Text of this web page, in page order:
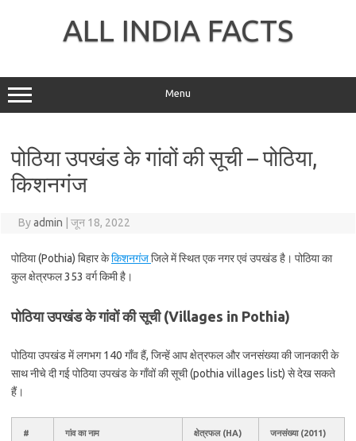
ALL INDIA FACTS
Menu
पोठिया उपखंड के गांवों की सूची – पोठिया,
किशनगंज
Byadmin जून 18, 2022
पोठिया (Pothia) बिहार केकिशनगंजजिले में स्थित एक नगर एवं उपखंड है। पोठिया का
कुल क्षेत्रफल 353 वर्ग किमी है।
पोठिया उपखंड के गांवों की सूची (Villages in Pothia)
पोठिया उपखंड में लगभग 140 गाँव हैं, जिन्हें आप क्षेत्रफल और जनसंख्या की जानकारी के
साथ नीचे दी गई पोठिया उपखंड के गाँवों की सूची (pothia villages list) से देख सकते
हैं।
# गांव का नाम क्षेत्रफल (HA) जनसंख्या (2011)